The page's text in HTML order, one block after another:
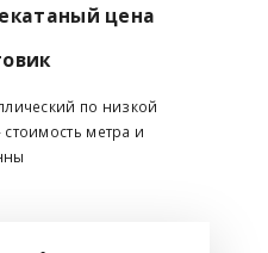
цена
по низкой
метра и